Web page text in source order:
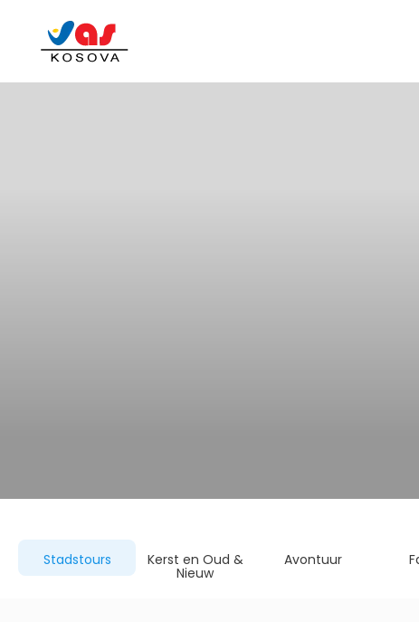
Stadstours Kerst en Oud &
Nieuw
Avontuur